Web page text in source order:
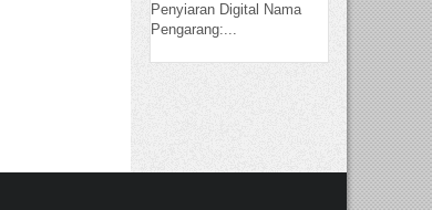
Penyiaran Digital Nama
Pengarang:...